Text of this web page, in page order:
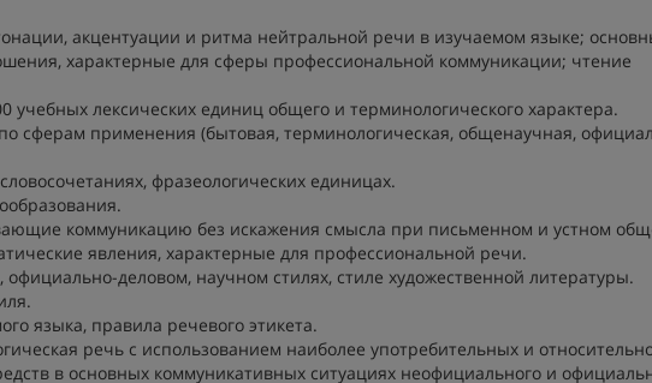
акцентуации и ритма нейтральной речи в изучаемом языке;
характерные для сферы профессиональной коммуникации; чтение
лексических единиц общего и терминологического характера.
сферам применения (бытовая, терминологическая, общенаучная,
фразеологических единицах.
коммуникацию без искажения смысла при письменном и устном
явления, характерные для профессиональной речи.
деловом, научном стилях, стиле художественной литературы.
языка, правила речевого этикета.
речь с использованием наиболее употребительных и
в основных коммуникативных ситуациях неофициального и